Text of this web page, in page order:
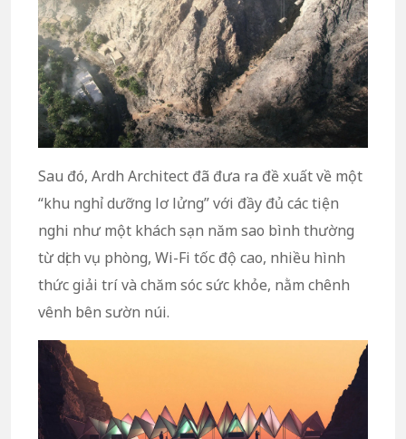
Sau đó, Ardh Architect đã đưa ra đề xuất về một
“khu nghỉ dưỡng lơ lửng” với đầy đủ các tiện
nghi như một khách sạn năm sao bình thường
từ dịch vụ phòng, Wi-Fi tốc độ cao, nhiều hình
thức giải trí và chăm sóc sức khỏe, nằm chênh
vênh bên sườn núi.